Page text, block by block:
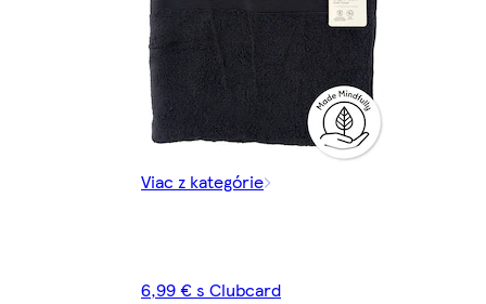
Viac z kategórie
6,99 € s Clubcard